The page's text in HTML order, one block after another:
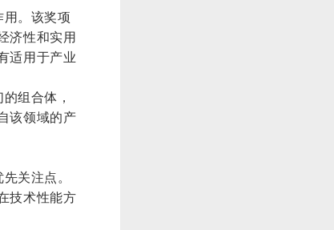
用。该奖项
济性和实用
适用于产业
组合体，
该领域的产
关注点。
技术性能方